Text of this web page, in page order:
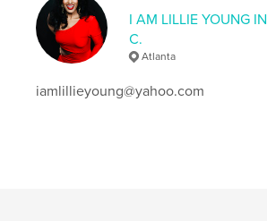
Trefwoorden
doctors , politics
I AM LILLIE YOUNG IN
C.
Atlanta
iamlillieyoung@yahoo.com